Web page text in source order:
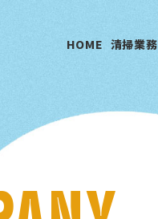
HOME 清掃業務